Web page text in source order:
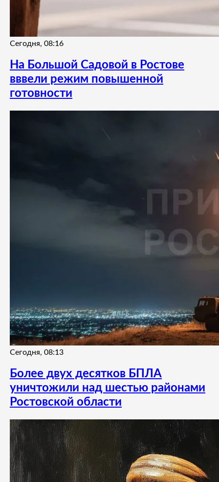
Сегодня, 08:16
На Большой Садовой в Ростове
вввели режим повышенной
готовности
Сегодня, 08:13
Более двух десятков БПЛА
уничтожили над шестью районами
Ростовской области